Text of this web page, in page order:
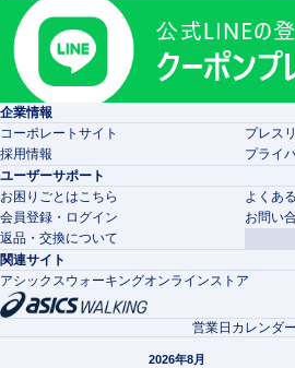
企業情報
コーポレートサイト
プレス
採用情報
プライ
ユーザーサポート
お困りごとはこちら
よくあ
会員登録・ログイン
お問い
返品・交換について
関連サイト
アシックスウォーキングオンラインストア
営業日カレンダー
2026年8月